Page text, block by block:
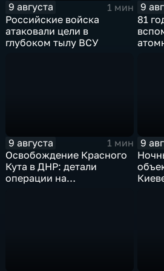
9 августа
1 мин
Российские войска
атаковали цели в
глубоком тылу ВСУ
9
81
9 августа
1 мин
Освобождение Красного
Кута в ДНР: детали
операции на
9